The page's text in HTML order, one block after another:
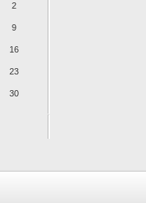
2
9
16
23
30